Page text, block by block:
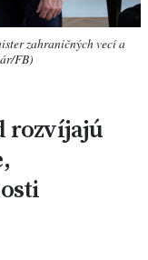
zahraničných vecí a
FB)
rozvíjajú